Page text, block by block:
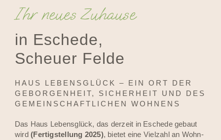
Ihr neues Zuhause
in Eschede,
Scheuer Felde
HAUS LEBENSGLÜCK – EIN ORT DER
GEBORGENHEIT, SICHERHEIT UND DES
GEMEINSCHAFTLICHEN WOHNENS
Das Haus Lebensglück, das derzeit in Eschede gebaut
wird(Fertigstellung 2025), bietet eine Vielzahl an Wohn-